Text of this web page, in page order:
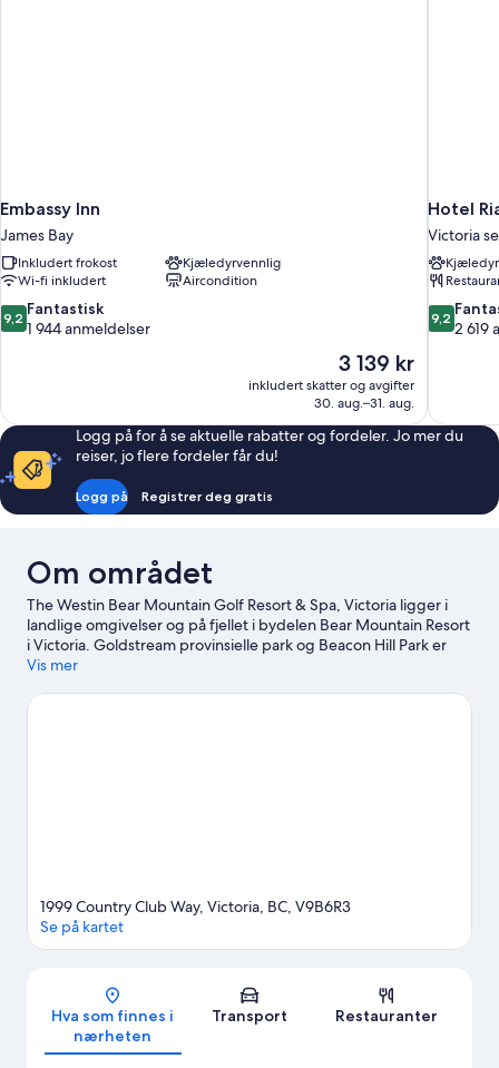
Embassy Inn
James Bay
Inkludert frokost
Kjæledyrvennlig
Wi-fi inkludert
Aircondition
9.2
av
anmeldelser
9,2 Fantastisk
1 944 anmeldelser
Prisen
er
3 139 kr
3 139 kr
inkludert skatter og avgifter
30. aug.–31. aug.
Hotel
Victoria
9.2
av
9,2
2 619
Logg på for å se aktuelle rabatter og fordeler. Jo mer du
reiser, jo flere fordeler får du!
Logg på Registrer deg gratis
Om området
The Westin Bear Mountain Golf Resort & Spa, Victoria ligger i
landlige omgivelser og på fjellet i bydelen Bear Mountain Resort
i Victoria. Goldstream provinsielle park og Beacon Hill Park er
verdt et besøk hvis du vil oppleve vakre omgivelser, men hvis du
kan du ta turen til Victoria sommerfuglhage og Butchart
Vis mer
Kart
1999 Country Club Way, Victoria, BC, V9B6R3
Se på kartet
Hva som finnes i
nærheten
Transport Restauranter